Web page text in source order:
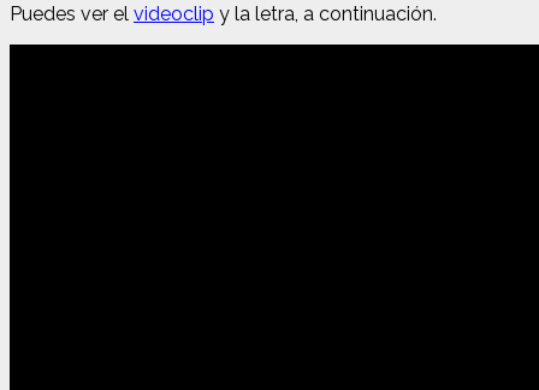
Puedes ver el videoclip y la letra, a continuación.